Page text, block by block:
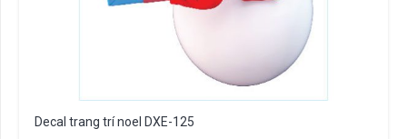
Decal trang trí noel DXE-125